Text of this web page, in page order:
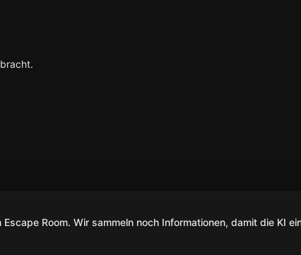
Room. Wir sammeln noch Informationen, damit die KI